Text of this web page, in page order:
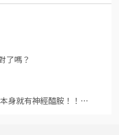
了嗎？
身就有神經醯胺！！⋯